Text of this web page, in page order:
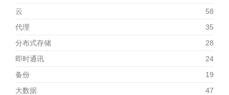
云
58
代理
35
分布式存储
28
即时通讯
24
备份
19
大数据
47